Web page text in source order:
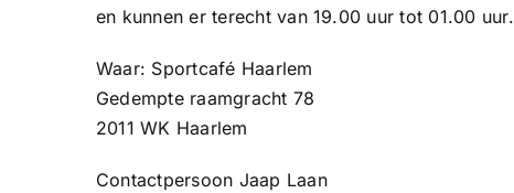
en kunnen er terecht van 19.00 uur tot 01.00 uur.
Waar: Sportcafé Haarlem
Gedempte raamgracht 78
2011 WK Haarlem
Contactpersoon Jaap Laan